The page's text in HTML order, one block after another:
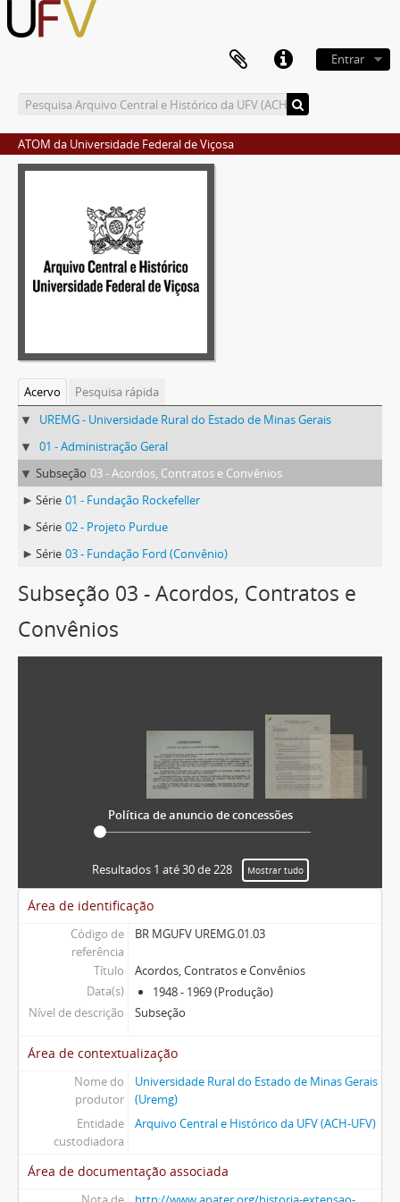
Entrar
ATOM da Universidade Federal de Viçosa
Acervo
Pesquisa rápida
UREMG - Universidade Rural do Estado de Minas Gerais
01 - Administração Geral
Subseção 03 - Acordos, Contratos e Convênios
Série 01 - Fundação Rockefeller
Série 02 - Projeto Purdue
Série 03 - Fundação Ford (Convênio)
Subseção 03 - Acordos, Contratos e
Convênios
Política de anuncio de concessões
Resultados 1 até 30 de 228 Mostrar tudo
Área de identificação
Código de
referência
BR MGUFV UREMG.01.03
Título
Acordos, Contratos e Convênios
Data(s)
1948 - 1969 (Produção)
Nível de descrição
Subseção
Área de contextualização
Nome do
produtor
Universidade Rural do Estado de Minas Gerais
(Uremg)
Entidade
custodiadora
Arquivo Central e Histórico da UFV (ACH-UFV)
Área de documentação associada